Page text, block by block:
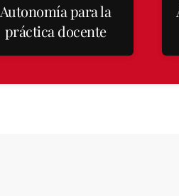
Autonomía para la
práctica docente